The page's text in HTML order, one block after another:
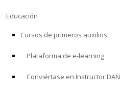
Educación
Cursos de primeros auxilios
Plataforma de e-learning
Conviértase en Instructor DAN